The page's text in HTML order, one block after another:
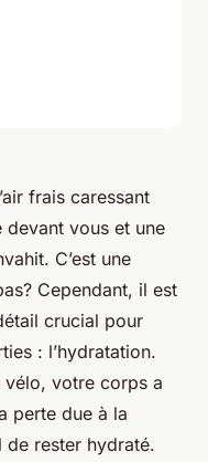
frais caressant
devant vous et une
C’est une
Cependant, il est
crucial pour
: l’hydratation.
vélo, votre corps a
perte due à la
rester hydraté.